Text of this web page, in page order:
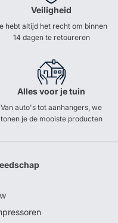
Veiligheid
hebt altijd het recht om binnen
14 dagen te retoureren
Alles voor je tuin
Van auto's tot aanhangers, we
tonen je de mooiste producten